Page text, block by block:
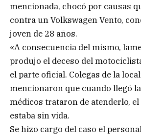
mencionada, chocó por causas
contra un Volkswagen Vento,
joven de 28 años.
«A consecuencia del mismo,
produjo el deceso del
el parte oficial. Colegas de la
mencionaron que cuando llegó
médicos trataron de atenderlo,
estaba sin vida.
Se hizo cargo del caso el